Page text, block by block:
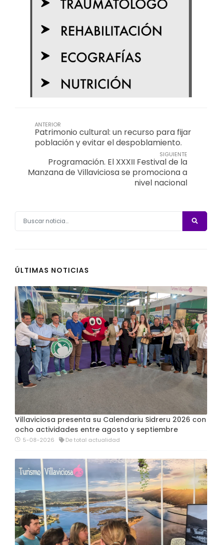
ANTERIOR
Patrimonio cultural: un recurso para fijar
población y evitar el despoblamiento.
SIGUIENTE
Programación. El XXXII Festival de la
Manzana de Villaviciosa se promociona a
nivel nacional
ÚLTIMAS NOTICIAS
Villaviciosa presenta su Calendariu Sidreru 2026 con
ocho actividades entre agosto y septiembre
5-08-2026 De total actualidad